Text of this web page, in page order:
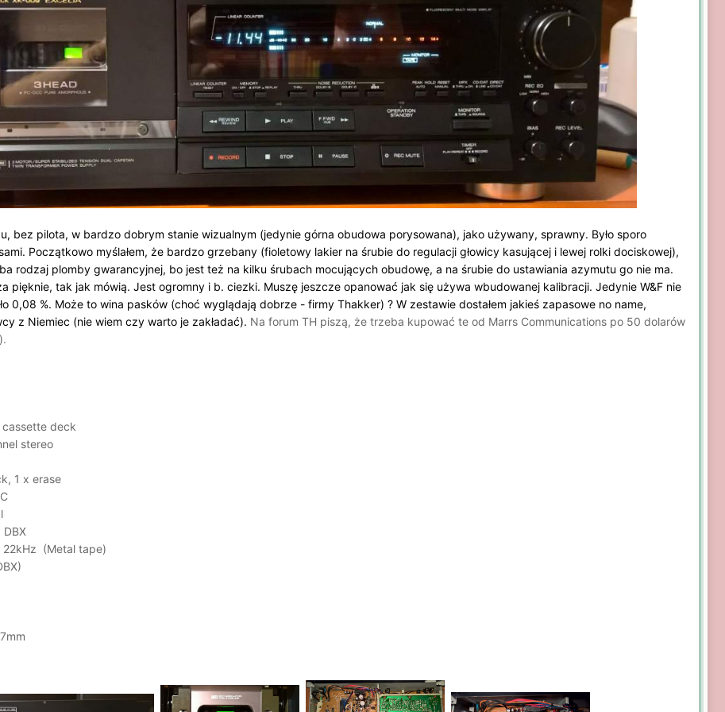
bez pilota, w bardzo dobrym stanie wizualnym (jedynie górna obudowa porysowana), jako używany, sprawny. Było sporo
Początkowo myślałem, że bardzo grzebany (fioletowy lakier na śrubie do regulacji głowicy kasującej i lewej rolki dociskowej),
rodzaj plomby gwarancyjnej, bo jest też na kilku śrubach mocujących obudowę, a na śrubie do ustawiania azymutu go nie ma.
pięknie, tak jak mówią. Jest ogromny i b. ciezki. Muszę jeszcze opanować jak się używa wbudowanej kalibracji. Jedynie W&F nie
0,08 %. Może to wina pasków (choć wyglądają dobrze - firmy Thakker) ? W zestawie dostałem jakieś zapasowe no name,
z Niemiec (nie wiem czy warto je zakładać). Na forum TH piszą, że trzeba kupować te od Marrs Communications po 50 dolarów
deck
stereo
1 x erase
DBX
22kHz (Metal tape)